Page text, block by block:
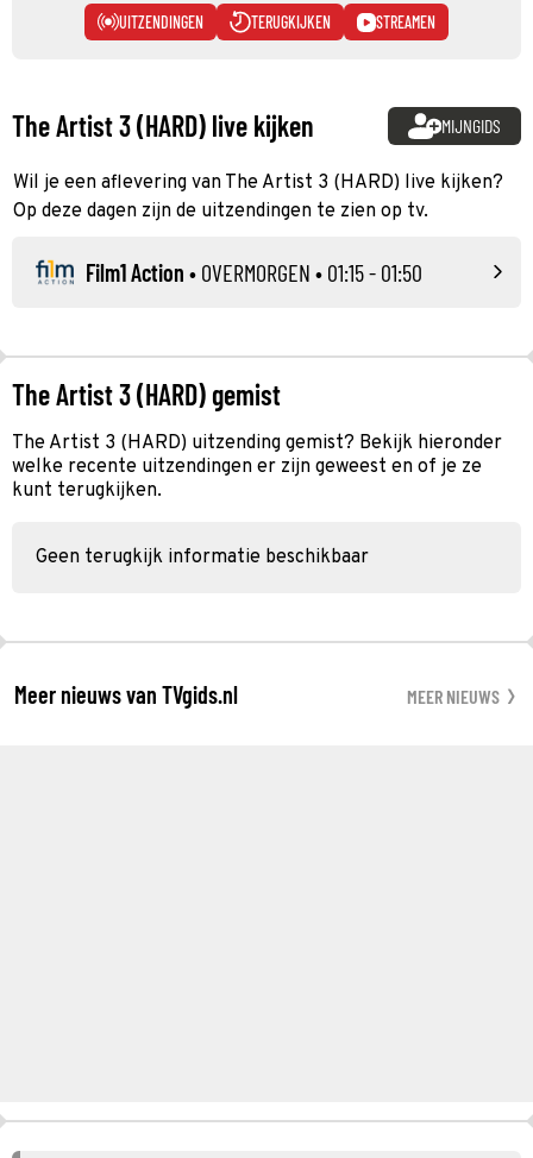
UITZENDINGEN TERUGKIJKEN STREAMEN
The Artist 3 (HARD) live kijken MIJNGIDS
Wil je een aflevering van The Artist 3 (HARD) live kijken?
Op deze dagen zijn de uitzendingen te zien op tv.
Film1 Action • OVERMORGEN • 01:15 - 01:50
The Artist 3 (HARD) gemist
The Artist 3 (HARD) uitzending gemist? Bekijk hieronder
welke recente uitzendingen er zijn geweest en of je ze
kunt terugkijken.
Geen terugkijk informatie beschikbaar
Meer nieuws van TVgids.nl MEER NIEUWS